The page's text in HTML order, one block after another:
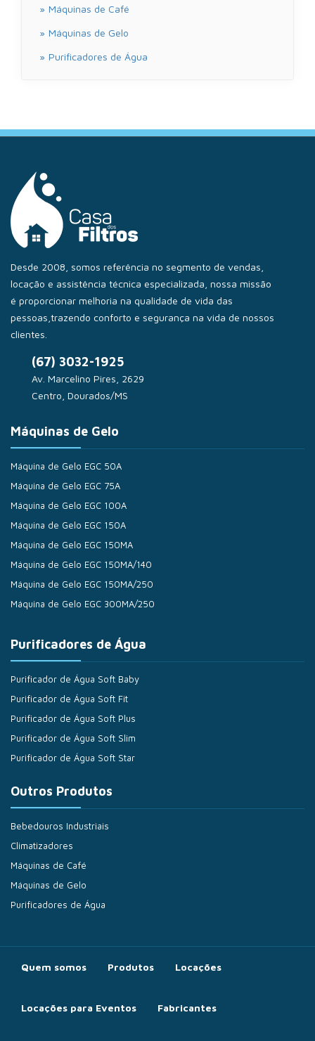
Máquinas de Café
Máquinas de Gelo
Purificadores de Água
Desde 2008, somos referência no segmento de vendas,
locação e assistência técnica especializada, nossa missão
é proporcionar melhoria na qualidade de vida das
pessoas,trazendo conforto e segurança na vida de nossos
clientes.
(67) 3032-1925
Av. Marcelino Pires, 2629
Centro, Dourados/MS
Máquinas de Gelo
Máquina de Gelo EGC 50A
Máquina de Gelo EGC 75A
Máquina de Gelo EGC 100A
Máquina de Gelo EGC 150A
Máquina de Gelo EGC 150MA
Máquina de Gelo EGC 150MA/140
Máquina de Gelo EGC 150MA/250
Máquina de Gelo EGC 300MA/250
Purificadores de Água
Purificador de Água Soft Baby
Purificador de Água Soft Fit
Purificador de Água Soft Plus
Purificador de Água Soft Slim
Purificador de Água Soft Star
Outros Produtos
Bebedouros Industriais
Climatizadores
Máquinas de Café
Máquinas de Gelo
Purificadores de Água
Quem somos Produtos Locações
Locações para Eventos Fabricantes